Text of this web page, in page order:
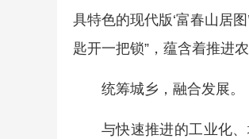
具特色的现代版‘富春山居
匙开一把锁”，蕴含着推进
统筹城乡，融合发展。
与快速推进的工业化